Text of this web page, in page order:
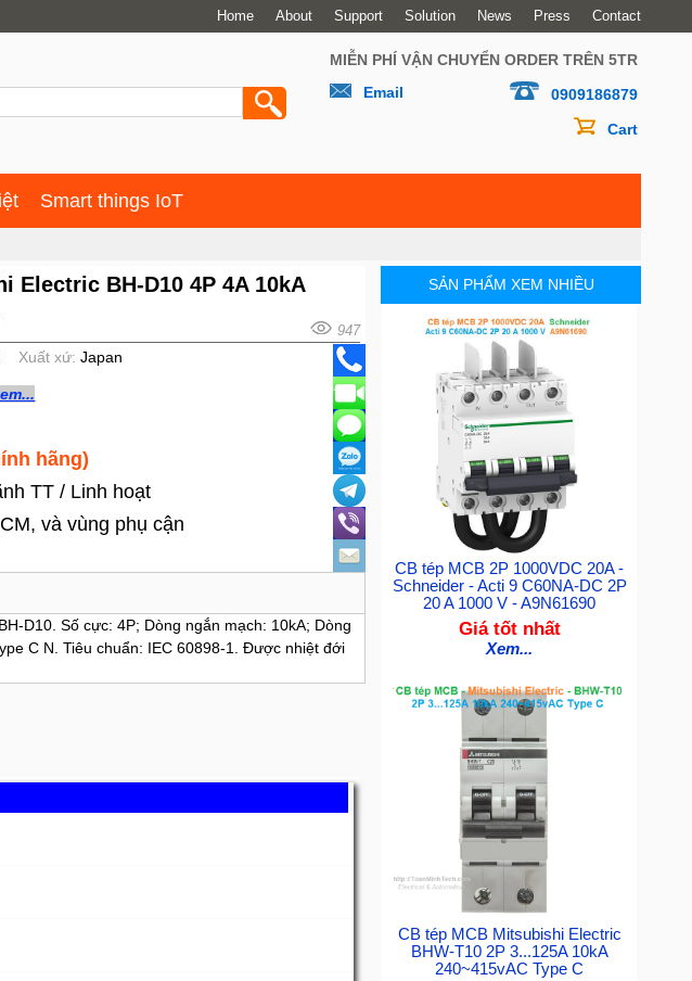
Home About Support Solution News Press Contact
MIỄN PHÍ VẬN CHUYỂN ORDER TRÊN 5TR
Email
0909186879
Cart
Smart things IoT
Electric BH-D10 4P 4A 10kA
947
Xuất xứ: Japan
hãng)
TT / Linh hoạt
và vùng phụ cận
D10. Số cực: 4P; Dòng ngắn mạch: 10kA; Dòng
C N. Tiêu chuẩn: IEC 60898-1. Được nhiệt đới
SẢN PHẨM XEM NHIỀU
CB tép MCB 2P 1000VDC 20A -
Schneider - Acti 9 C60NA-DC 2P
20 A 1000 V - A9N61690
Giá tốt nhất
Xem...
CB tép MCB Mitsubishi Electric
BHW-T10 2P 3...125A 10kA
240~415vAC Type C